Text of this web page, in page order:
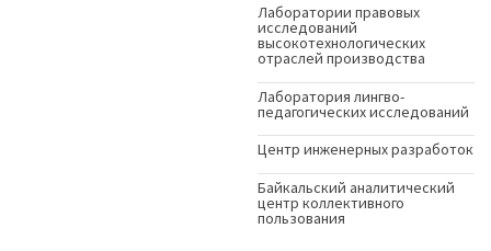
Лаборатории правовых
исследований
высокотехнологических
отраслей производства
Лаборатория лингво-
педагогических исследований
Центр инженерных разработок
Байкальский аналитический
центр коллективного
пользования